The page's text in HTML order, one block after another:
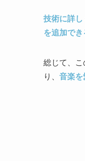
技術に詳
を追加でき
総じて、こ
り、 音楽